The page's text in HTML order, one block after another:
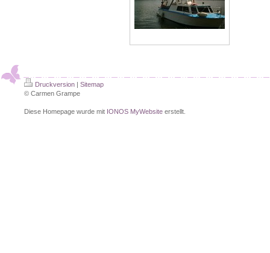
Druckversion | Sitemap
© Carmen Grampe
Diese Homepage wurde mit IONOS MyWebsite erstellt.